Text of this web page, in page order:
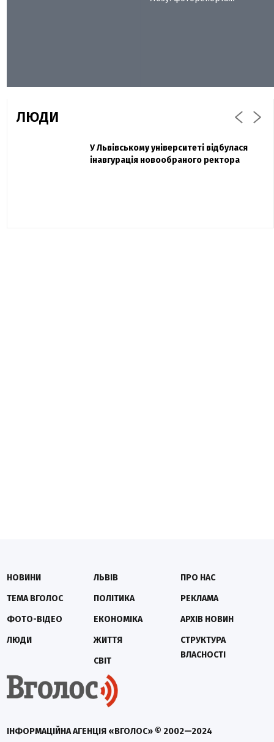
ЛЮДИ
Павло Дак
Захисник "Азовсталі" Діанов вдруге
одружився та показав фото з весілля
У Львівському університеті відбулася
інавгурація новообраного ректора
ІНФОРМАЦІЙНА АГЕНЦІЯ «ВГОЛОС» © 2002—2024
НОВИНИ
ТЕМА ВГОЛОС
ФОТО-ВІДЕО
ЛЮДИ
ЛЬВІВ
ПОЛІТИКА
ЕКОНОМІКА
ЖИТТЯ
СВІТ
ПРО НАС
РЕКЛАМА
АРХІВ НОВИН
СТРУКТУРА
ВЛАСНОСТІ